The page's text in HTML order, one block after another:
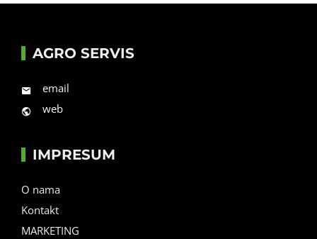
AGRO SERVIS
email
web
IMPRESUM
O nama
Kontakt
MARKETING